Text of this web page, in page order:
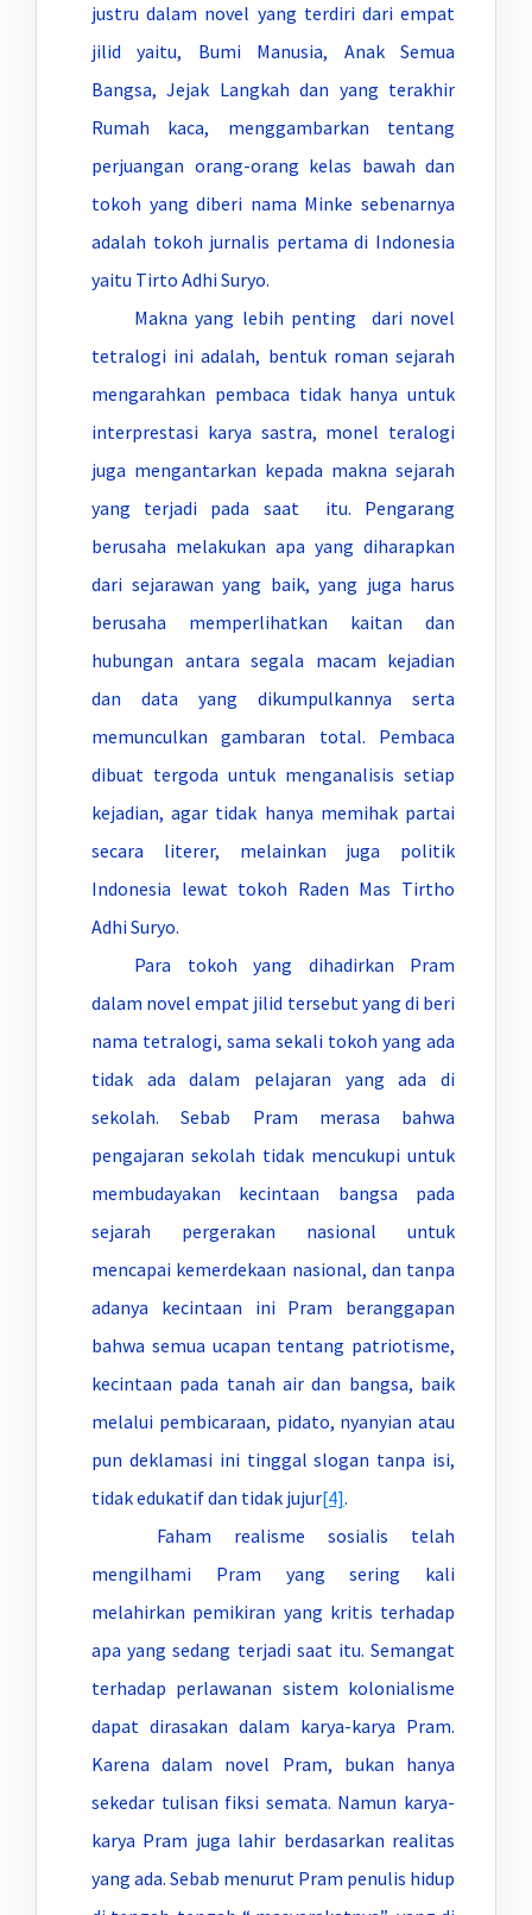
justru dalam novel yang terdiri dari empat
jilid yaitu, Bumi Manusia, Anak Semua
Bangsa, Jejak Langkah dan yang terakhir
Rumah kaca, menggambarkan tentang
perjuangan orang-orang kelas bawah dan
tokoh yang diberi nama Minke sebenarnya
adalah tokoh jurnalis pertama di Indonesia
yaitu Tirto Adhi Suryo.
Makna yang lebih penting dari novel
tetralogi ini adalah, bentuk roman sejarah
mengarahkan pembaca tidak hanya untuk
interprestasi karya sastra, monel teralogi
juga mengantarkan kepada makna sejarah
yang terjadi pada saat itu. Pengarang
berusaha melakukan apa yang diharapkan
dari sejarawan yang baik, yang juga harus
berusaha memperlihatkan kaitan dan
hubungan antara segala macam kejadian
dan data yang dikumpulkannya serta
memunculkan gambaran total. Pembaca
dibuat tergoda untuk menganalisis setiap
kejadian, agar tidak hanya memihak partai
secara literer, melainkan juga politik
Indonesia lewat tokoh Raden Mas Tirtho
Adhi Suryo.
Para tokoh yang dihadirkan Pram
dalam novel empat jilid tersebut yang di beri
nama tetralogi, sama sekali tokoh yang ada
tidak ada dalam pelajaran yang ada di
sekolah. Sebab Pram merasa bahwa
pengajaran sekolah tidak mencukupi untuk
membudayakan kecintaan bangsa pada
sejarah pergerakan nasional untuk
mencapai kemerdekaan nasional, dan tanpa
adanya kecintaan ini Pram beranggapan
bahwa semua ucapan tentang patriotisme,
kecintaan pada tanah air dan bangsa, baik
melalui pembicaraan, pidato, nyanyian atau
pun deklamasi ini tinggal slogan tanpa isi,
tidak edukatif dan tidak jujur[4].
Faham realisme sosialis telah
mengilhami Pram yang sering kali
melahirkan pemikiran yang kritis terhadap
apa yang sedang terjadi saat itu. Semangat
terhadap perlawanan sistem kolonialisme
dapat dirasakan dalam karya-karya Pram.
Karena dalam novel Pram, bukan hanya
sekedar tulisan fiksi semata. Namun karya-
karya Pram juga lahir berdasarkan realitas
yang ada. Sebab menurut Pram penulis hidup